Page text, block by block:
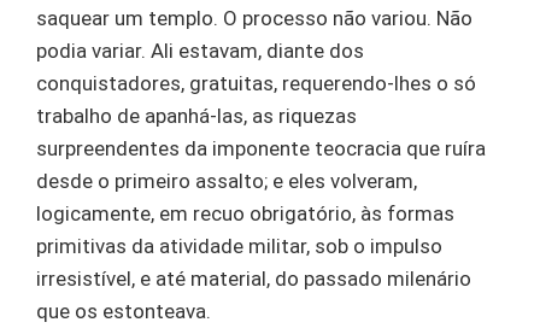
saquear um templo. O processo não variou. Não
podia variar. Ali estavam, diante dos
conquistadores, gratuitas, requerendo-lhes o só
trabalho de apanhá-las, as riquezas
surpreendentes da imponente teocracia que ruíra
desde o primeiro assalto; e eles volveram,
logicamente, em recuo obrigatório, às formas
primitivas da atividade militar, sob o impulso
irresistível, e até material, do passado milenário
que os estonteava.